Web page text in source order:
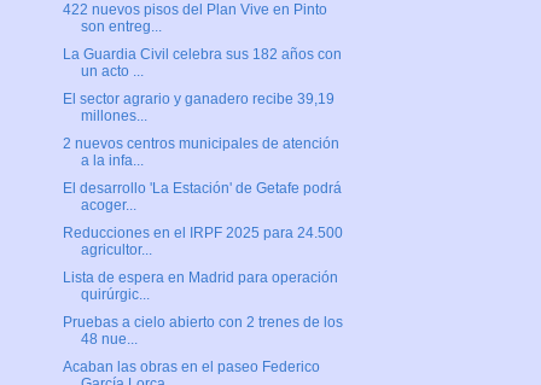
422 nuevos pisos del Plan Vive en Pinto
son entreg...
La Guardia Civil celebra sus 182 años con
un acto ...
El sector agrario y ganadero recibe 39,19
millones...
2 nuevos centros municipales de atención
a la infa...
El desarrollo 'La Estación' de Getafe podrá
acoger...
Reducciones en el IRPF 2025 para 24.500
agricultor...
Lista de espera en Madrid para operación
quirúrgic...
Pruebas a cielo abierto con 2 trenes de los
48 nue...
Acaban las obras en el paseo Federico